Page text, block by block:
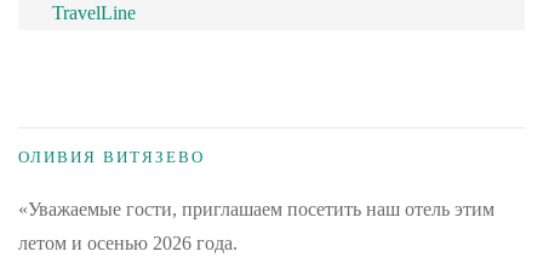
TravelLine
ОЛИВИЯ ВИТЯЗЕВО
«Уважаемые гости, приглашаем посетить наш отель этим
летом и осенью 2026 года.